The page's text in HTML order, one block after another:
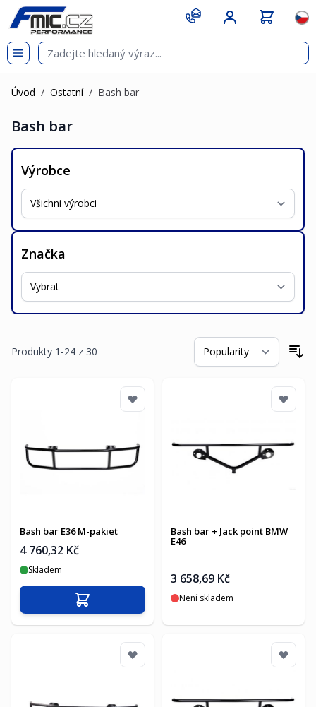
Přejít na obsah
git s
Úvod / Ostatní / Bash bar
Bash bar
Výrobce
Značka
Produkty 1 -24 z 30
Bash bar E36 M-pakiet
4 760,32 Kč
Skladem
Přidat do košíku
Bash bar + Jack point BMW
E46
3 658,69 Kč
Není skladem